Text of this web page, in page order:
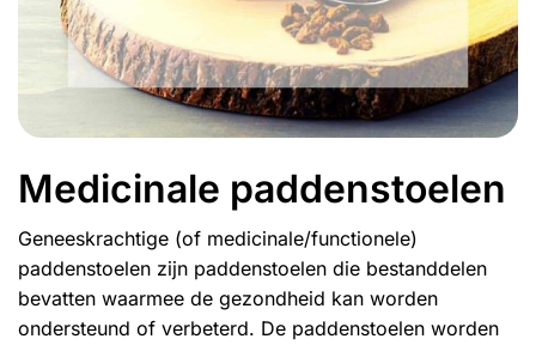
Medicinale paddenstoelen
Geneeskrachtige (of medicinale/functionele)
paddenstoelen zijn paddenstoelen die bestanddelen
bevatten waarmee de gezondheid kan worden
ondersteund of verbeterd. De paddenstoelen worden